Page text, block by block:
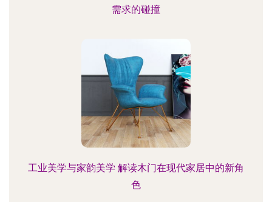
需求的碰撞
工业美学与家韵美学 解读木门在现代家居中的新角
色